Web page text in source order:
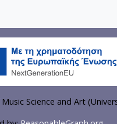
Science and Art